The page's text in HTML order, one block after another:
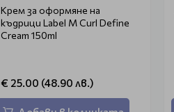
Крем за оформяне на
къдрици Label M Curl Define
Cream 150ml
€ 25.00 (48.90 лв.)